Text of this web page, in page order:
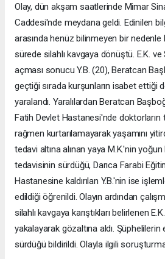
Olay, dün akşam saatlerinde Mimar
Caddesi'nde meydana geldi. Edinilen
arasında henüz bilinmeyen bir nedenle
sürede silahlı kavgaya dönüştü. E.K.
açması sonucu Y.B. (20), Beratcan
geçtiği sırada kurşunların isabet ettiği
yaralandı. Yaralılardan Beratcan
Fatih Devlet Hastanesi'nde doktorların
rağmen kurtarılamayarak yaşamını
tedavi altına alınan yaya M.K.'nin
tedavisinin sürdüğü, Darıca Farabi
Hastanesine kaldırılan Y.B.'nin ise
edildiği öğrenildi. Olayın ardından
silahlı kavgaya karıştıkları belirlenen
yakalayarak gözaltına aldı.
sürdüğü bildirildi. Olayla ilgili